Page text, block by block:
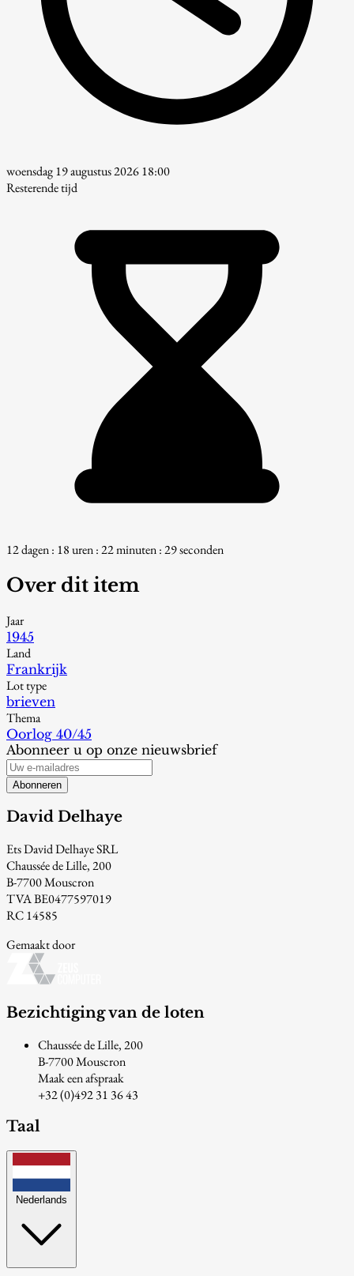
woensdag 19 augustus 2026 18:00
Resterende tijd
12 dagen : 18 uren : 22 minuten : 28 seconden
Over dit item
Jaar
1945
Land
Frankrijk
Lot type
brieven
Thema
Oorlog 40/45
Abonneer u op onze nieuwsbrief
Abonneren
David Delhaye
Ets David Delhaye SRL
Chaussée de Lille, 200
B-7700 Mouscron
TVA BE0477597019
RC 14585
Gemaakt door
Bezichtiging van de loten
Chaussée de Lille, 200
B-7700 Mouscron
Maak een afspraak
+32 (0)492 31 36 43
Taal
Nederlands